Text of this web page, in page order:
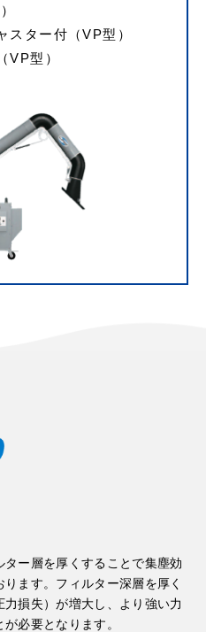
スター付（VP型）
VP型）
ー層を厚くすることで集塵効
ます。フィルター深層を厚く
損失）が増大し、より強い力
必要となります。